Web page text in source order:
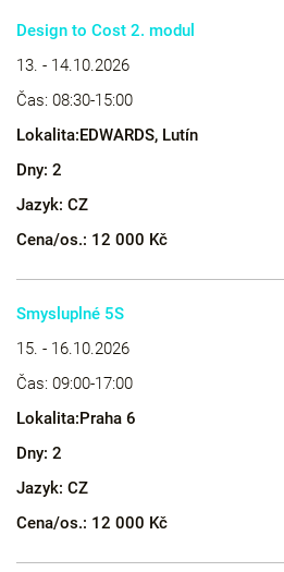
Design to Cost 2. modul
13. - 14.10.2026
Čas: 08:30-15:00
Lokalita:EDWARDS, Lutín
Dny: 2
Jazyk: CZ
Cena/os.: 12 000 Kč
Smysluplné 5S
15. - 16.10.2026
Čas: 09:00-17:00
Lokalita:Praha 6
Dny: 2
Jazyk: CZ
Cena/os.: 12 000 Kč